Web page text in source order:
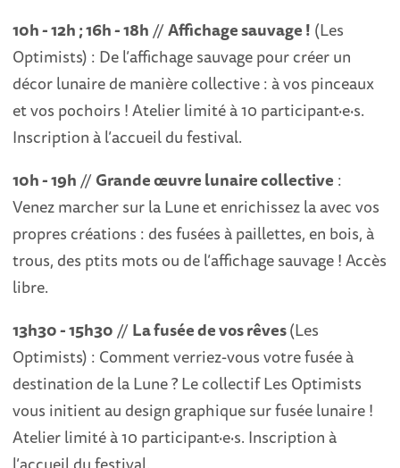
10h - 12h ; 16h - 18h//Affichage sauvage ! (Les
Optimists) : De l’affichage sauvage pour créer un
décor lunaire de manière collective : à vos pinceaux
et vos pochoirs ! Atelier limité à 10 participant·e·s.
Inscription à l’accueil du festival.
10h - 19h//Grande œuvre lunaire collective :
Venez marcher sur la Lune et enrichissez la avec vos
propres créations : des fusées à paillettes, en bois, à
trous, des ptits mots ou de l’affichage sauvage ! Accès
libre.
13h30 - 15h30//La fusée de vos rêves(Les
Optimists) : Comment verriez-vous votre fusée à
destination de la Lune ? Le collectif Les Optimists
vous initient au design graphique sur fusée lunaire !
Atelier limité à 10 participant·e·s. Inscription à